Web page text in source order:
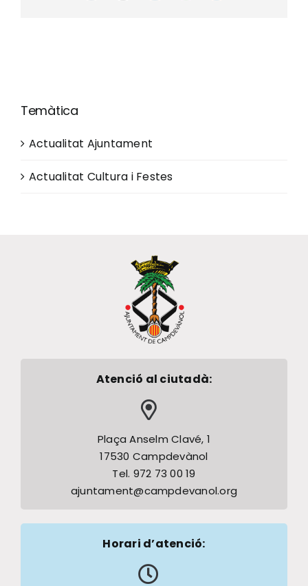
Temàtica
Actualitat Ajuntament
Actualitat Cultura i Festes
Atenció al ciutadà:
Plaça Anselm Clavé, 1
17530 Campdevànol
Tel. 972 73 00 19
ajuntament@campdevanol.org
Horari d’atenció: